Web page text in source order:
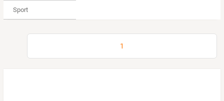
Sport
1